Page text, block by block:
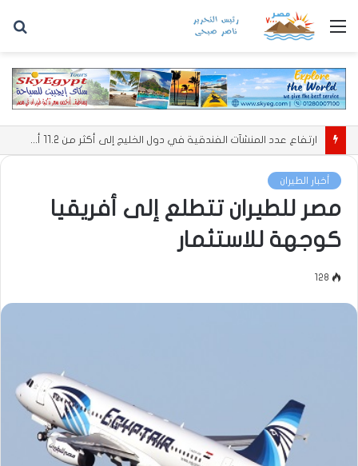
القائمة
ارتفاع عدد المنشآت الفندقية في دول الخليج إلى أكثر من 11.2 ألف منشأة
أخبار الطيران
مصر للطيران تتطلع إلى أفريقيا
كوجهة للاستثمار
128